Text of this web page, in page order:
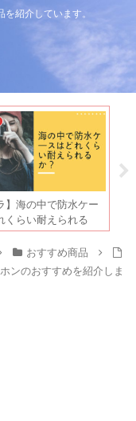
紹介しています。
】海の中で防水ケー
くらい耐えられる
おすすめ商品
ンのおすすめを紹介しま